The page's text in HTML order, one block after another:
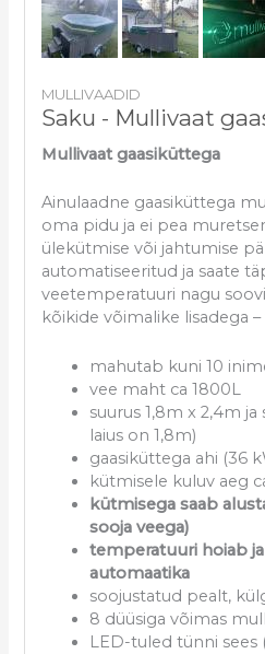
MULLIVAADID
Saku - Mullivaat
Mullivaat gaasiküttega
Ainulaadne gaasiküttega
oma pidu ja ei pea
ülekütmise või jahtumise
automatiseeritud ja saate
veetemperatuuri nagu
kõikide võimalike lisadega
mahutab kuni 10
vee maht ca 1800L
suurus 1,8m x 2,4m ja
laius on 1,8m)
gaasiküttega ahi (36
kütmisele kuluv aeg
kütmisega saab
sooja veega)
temperatuuri hoiab
automaatika
soojustatud pealt,
8 düüsiga võimas
LED-tuled tünni sees